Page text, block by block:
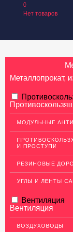
КАТАЛОГ
КАК КУПИТЬ
0
Нет товаров
Металлопрокат,
АЛЮМИНИЕВЫЙ
НЕРЖАВЕЮЩАЯ
МЕДНЫЙ ПРОКАТ
ЛАТУННЫЙ ПРОКАТ
ДЕКОР
ОГРАЖДЕНИЯ
ЭЛЕКТРОДЫ
ДЕКОРАТИВНЫЙ
МОДУЛЬНЫЕ
И ПРОСТУПИ
РЕЗИНОВЫЕ
УГЛЫ И ЛЕНТЫ
Вентиляция
Вентиляция
ВОЗДУХОВОДЫ